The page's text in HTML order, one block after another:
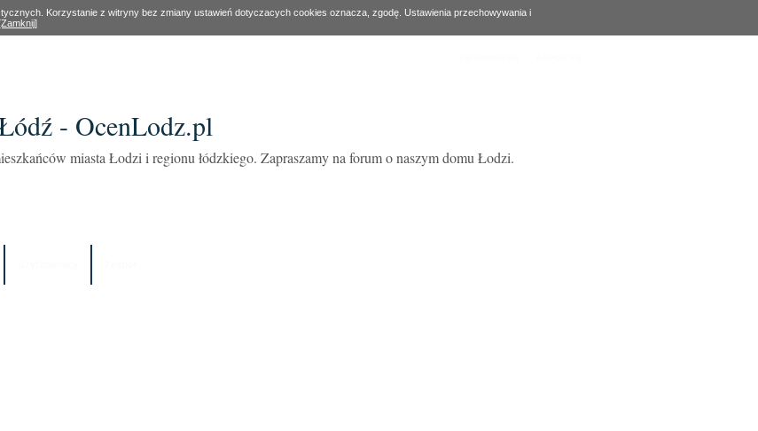
Korzystanie z witryny bez zmiany ustawień dotyczacych cookies oznacza, zgodę. Ustawienia przechowywania i
- OcenLodz.pl
miasta Łodzi i regionu łódzkiego. Zapraszamy na forum o naszym domu Łodzi.